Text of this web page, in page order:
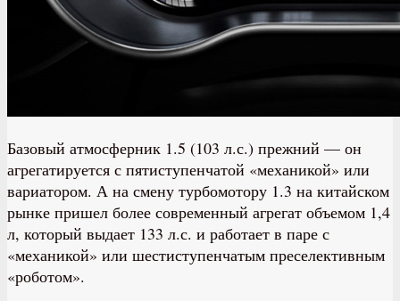
Базовый атмосферник 1.5 (103 л.с.) прежний — он
агрегатируется с пятиступенчатой «механикой» или
вариатором. А на смену турбомотору 1.3 на китайском
рынке пришел более современный агрегат объемом 1,4
л, который выдает 133 л.с. и работает в паре с
«механикой» или шестиступенчатым преселективным
«роботом».